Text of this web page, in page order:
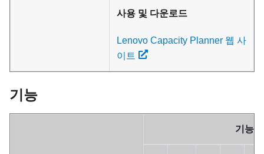
사용 및 다운로드
Lenovo Capacity Planner 웹 사
이트
기능
기능